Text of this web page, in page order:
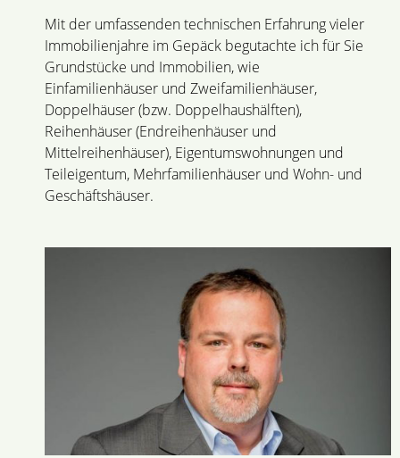
Mit der umfassenden technischen Erfahrung vieler
Immobilienjahre im Gepäck begutachte ich für Sie
Grundstücke und Immobilien, wie
Einfamilienhäuser und Zweifamilienhäuser,
Doppelhäuser (bzw. Doppelhaushälften),
Reihenhäuser (Endreihenhäuser und
Mittelreihenhäuser), Eigentumswohnungen und
Teileigentum, Mehrfamilienhäuser und Wohn- und
Geschäftshäuser.